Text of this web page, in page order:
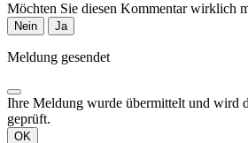
Möchten Sie diesen Kommentar wirklich
Nein Ja
Meldung gesendet
Ihre Meldung wurde übermittelt und wird
geprüft.
OK